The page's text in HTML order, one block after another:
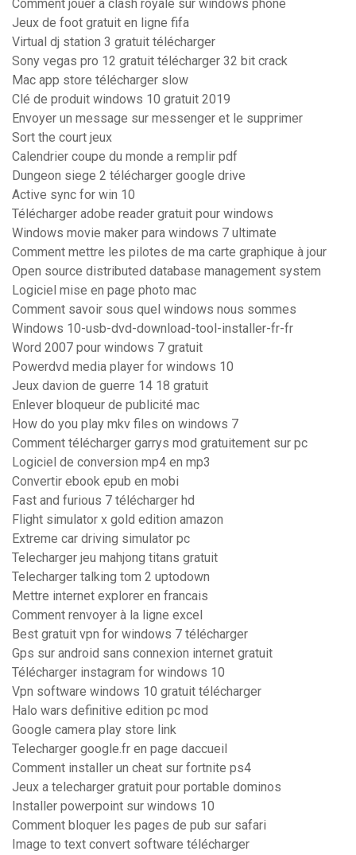
Comment jouer a clash royale sur windows phone
Jeux de foot gratuit en ligne fifa
Virtual dj station 3 gratuit télécharger
Sony vegas pro 12 gratuit télécharger 32 bit crack
Mac app store télécharger slow
Clé de produit windows 10 gratuit 2019
Envoyer un message sur messenger et le supprimer
Sort the court jeux
Calendrier coupe du monde a remplir pdf
Dungeon siege 2 télécharger google drive
Active sync for win 10
Télécharger adobe reader gratuit pour windows
Windows movie maker para windows 7 ultimate
Comment mettre les pilotes de ma carte graphique à jour
Open source distributed database management system
Logiciel mise en page photo mac
Comment savoir sous quel windows nous sommes
Windows 10-usb-dvd-download-tool-installer-fr-fr
Word 2007 pour windows 7 gratuit
Powerdvd media player for windows 10
Jeux davion de guerre 14 18 gratuit
Enlever bloqueur de publicité mac
How do you play mkv files on windows 7
Comment télécharger garrys mod gratuitement sur pc
Logiciel de conversion mp4 en mp3
Convertir ebook epub en mobi
Fast and furious 7 télécharger hd
Flight simulator x gold edition amazon
Extreme car driving simulator pc
Telecharger jeu mahjong titans gratuit
Telecharger talking tom 2 uptodown
Mettre internet explorer en francais
Comment renvoyer à la ligne excel
Best gratuit vpn for windows 7 télécharger
Gps sur android sans connexion internet gratuit
Télécharger instagram for windows 10
Vpn software windows 10 gratuit télécharger
Halo wars definitive edition pc mod
Google camera play store link
Telecharger google.fr en page daccueil
Comment installer un cheat sur fortnite ps4
Jeux a telecharger gratuit pour portable dominos
Installer powerpoint sur windows 10
Comment bloquer les pages de pub sur safari
Image to text convert software télécharger